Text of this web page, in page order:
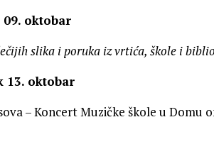
oktobar
slika i poruka iz vrtića, škole i
13. oktobar
– Koncert Muzičke škole u Domu